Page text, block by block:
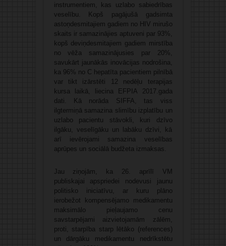
instrumentiem, kas uzlabo sabiedrības
veselību. Kopš pagājušā gadsimta
astoņdesmitajiem gadiem no HIV mirušo
skaits ir samazinājies aptuveni par 93%,
kopš deviņdesmitajiem gadiem mirstība
no vēža samazinājusies par 20%,
savukārt jaunākās inovācijas nodrošina,
ka 96% no C hepatīta pacientiem pilnībā
var tikt izārstēti 12 nedēļu terapijas
kursa laikā, liecina EFPIA 2017.gada
dati. Kā norāda SIFFA, tas viss
ilgtermiņā samazina slimību izplatību un
uzlabo pacientu stāvokli, kuri dzīvo
ilgāku, veselīgāku un labāku dzīvi, kā
arī ievērojami samazina veselības
aprūpes un sociālā budžeta izmaksas.
Jau ziņojām, ka 26. aprīlī VM
publiskajai apspriedei nodevusi jaunu
politisko iniciatīvu, ar kuru plāno
ierobežot kompensējamo medikamentu
maksimālo pieļaujamo cenu
savstarpējami aizvietojamām zālēm,
proti, starpība starp lētāko (references)
un dārgāku medikamentu nedrīkstētu